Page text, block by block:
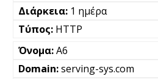
1 ημέρα
HTTP
A6
serving-sys.com